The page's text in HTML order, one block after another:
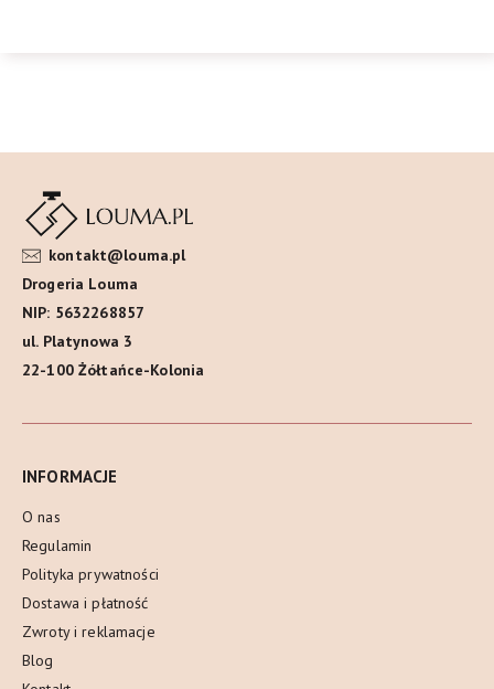
kontakt@louma.pl
Drogeria Louma
NIP: 5632268857
ul. Platynowa 3
22-100 Żółtańce-Kolonia
INFORMACJE
O nas
Regulamin
Polityka prywatności
Dostawa i płatność
Zwroty i reklamacje
Blog